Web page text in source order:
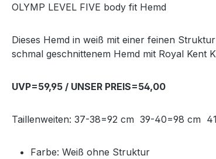
OLYMP LEVEL FIVE body fit Hemd
Dieses Hemd in weiß mit einer feinen
schmal geschnittenem Hemd mit Royal Kent
UVP=59,95 / UNSER PREIS=54,00
Taillenweiten: 37-38=92 cm 39-40=98 cm
Farbe: Weiß ohne Struktur